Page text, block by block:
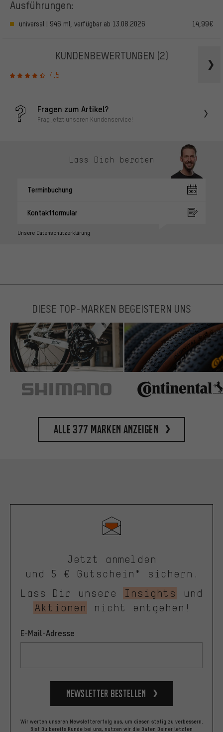
Ausführungen:
universal | 946 ml, verfügbar ab 13.08.2026 14,99€
KUNDENBEWERTUNGEN (2)
4.5
Fragen zum Artikel?
Frag jetzt unseren Kundenservice!
Lass Dich beraten
Terminbuchung
Kontaktformular
Unsere Datenschutzerklärung
DIESE TOP-MARKEN BEGEISTERN UNS
Alle 377 Marken anzeigen
Jetzt anmelden
und 5 € Gutschein* sichern.
Lass Dir unsere
Insights
und
Aktionen
nicht entgehen!
E-Mail-Adresse
Newsletter bestellen
Wir werten unseren Newslettererfolg aus, um diesen stetig zu verbessern.
Bist Du bereits Kunde bei uns, nutzen wir die Daten Deiner letzten